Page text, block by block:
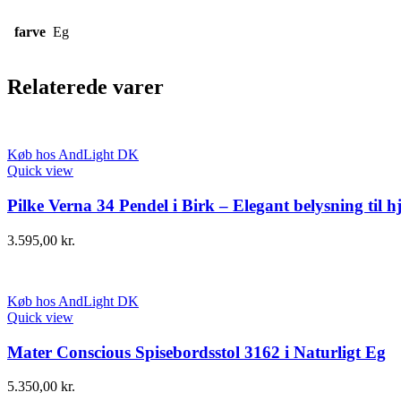
farve Eg
Relaterede varer
Køb hos AndLight DK
Quick view
Pilke Verna 34 Pendel i Birk – Elegant belysning til
3.595,00 kr.
Køb hos AndLight DK
Quick view
Mater Conscious Spisebordsstol 3162 i Naturligt Eg
5.350,00 kr.